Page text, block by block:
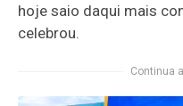
hoje saio daqui mais
celebrou.
Continua